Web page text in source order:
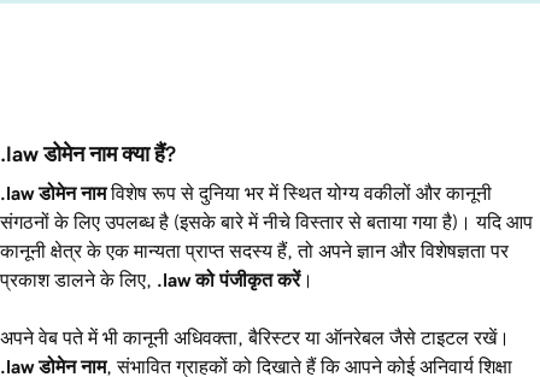
.law डोमेन नाम क्या हैं?
.lawडोमेन नामविशेष रूप से दुनिया भर में स्थित योग्य वकीलों और कानूनी
संगठनों के लिए उपलब्ध है (इसके बारे में नीचे विस्तार से बताया गया है)। यदि आप
कानूनी क्षेत्र के एक मान्यता प्राप्त सदस्य हैं, तो अपने ज्ञान और विशेषज्ञता पर
प्रकाश डालने के लिए,
.lawको पंजीकृत करें।
अपने वेब पते में भीकानूनी अधिवक्ता ,बैरिस्टरया ऑनरेबलजैसे टाइटल रखें।
.lawडोमेन नाम, संभावित ग्राहकों को दिखाते हैं कि आपने कोई अनिवार्य शिक्षा